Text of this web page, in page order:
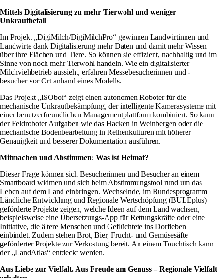
Mittels Digitalisierung zu mehr Tierwohl und weniger
Unkrautbefall
Im Projekt „DigiMilch/DigiMilchPro“ gewinnen Landwirtinnen und
Landwirte dank Digitalisierung mehr Daten und damit mehr Wissen
über ihre Flächen und Tiere. So können sie effizient, nachhaltig und im
Sinne von noch mehr Tierwohl handeln. Wie ein digitalisierter
Milchviehbetrieb aussieht, erfahren Messebesucherinnen und -
besucher vor Ort anhand eines Modells.
Das Projekt „ISObot“ zeigt einen autonomen Roboter für die
mechanische Unkrautbekämpfung, der intelligente Kamerasysteme mit
einer benutzerfreundlichen Managementplattform kombiniert. So kann
der Feldroboter Aufgaben wie das Hacken in Weinbergen oder die
mechanische Bodenbearbeitung in Reihenkulturen mit höherer
Genauigkeit und besserer Dokumentation ausführen.
Mitmachen und Abstimmen: Was ist Heimat?
Dieser Frage können sich Besucherinnen und Besucher an einem
Smartboard widmen und sich beim Abstimmungstool rund um das
Leben auf dem Land einbringen. Wechselnde, im Bundesprogramm
Ländliche Entwicklung und Regionale Wertschöpfung (BULEplus)
geförderte Projekte zeigen, welche Ideen auf dem Land wachsen,
beispielsweise eine Übersetzungs-App für Rettungskräfte oder eine
Initiative, die ältere Menschen und Geflüchtete ins Dorfleben
einbindet. Zudem stehen Brot, Bier, Frucht- und Gemüsesäfte
geförderter Projekte zur Verkostung bereit. An einem Touchtisch kann
der „LandAtlas“ entdeckt werden.
Aus Liebe zur Vielfalt. Aus Freude am Genuss – Regionale Vielfalt